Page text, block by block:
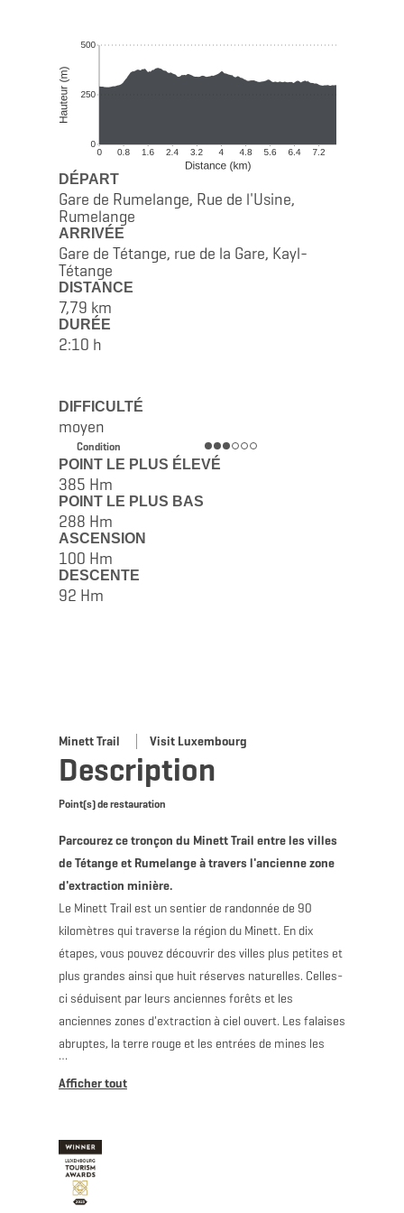
DÉPART
Gare de Rumelange, Rue de l'Usine,
Rumelange
ARRIVÉE
Gare de Tétange, rue de la Gare, Kayl-
Tétange
DISTANCE
7,79 km
DURÉE
2:10 h
DIFFICULTÉ
moyen
Condition
POINT LE PLUS ÉLEVÉ
385 Hm
POINT LE PLUS BAS
288 Hm
ASCENSION
100 Hm
DESCENTE
92 Hm
Minett Trail Visit Luxembourg
Description
Point(s) de restauration
Parcourez ce tronçon du Minett Trail entre les villes
de Tétange et Rumelange à travers l'ancienne zone
d'extraction minière.
Le Minett Trail est un sentier de randonnée de 90
kilomètres qui traverse la région du Minett. En dix
étapes, vous pouvez découvrir des villes plus petites et
plus grandes ainsi que huit réserves naturelles. Celles-
ci séduisent par leurs anciennes forêts et les
anciennes zones d'extraction à ciel ouvert. Les falaises
abruptes, la terre rouge et les entrées de mines les
autour de la ville-frontière de Rumelange. Situé tout
près de la frontière française, vous êtes au cœur du
bassin minier et voyez à quel point la nature a été